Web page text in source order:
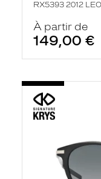
RX5393 2012
À partir de
149,00 €